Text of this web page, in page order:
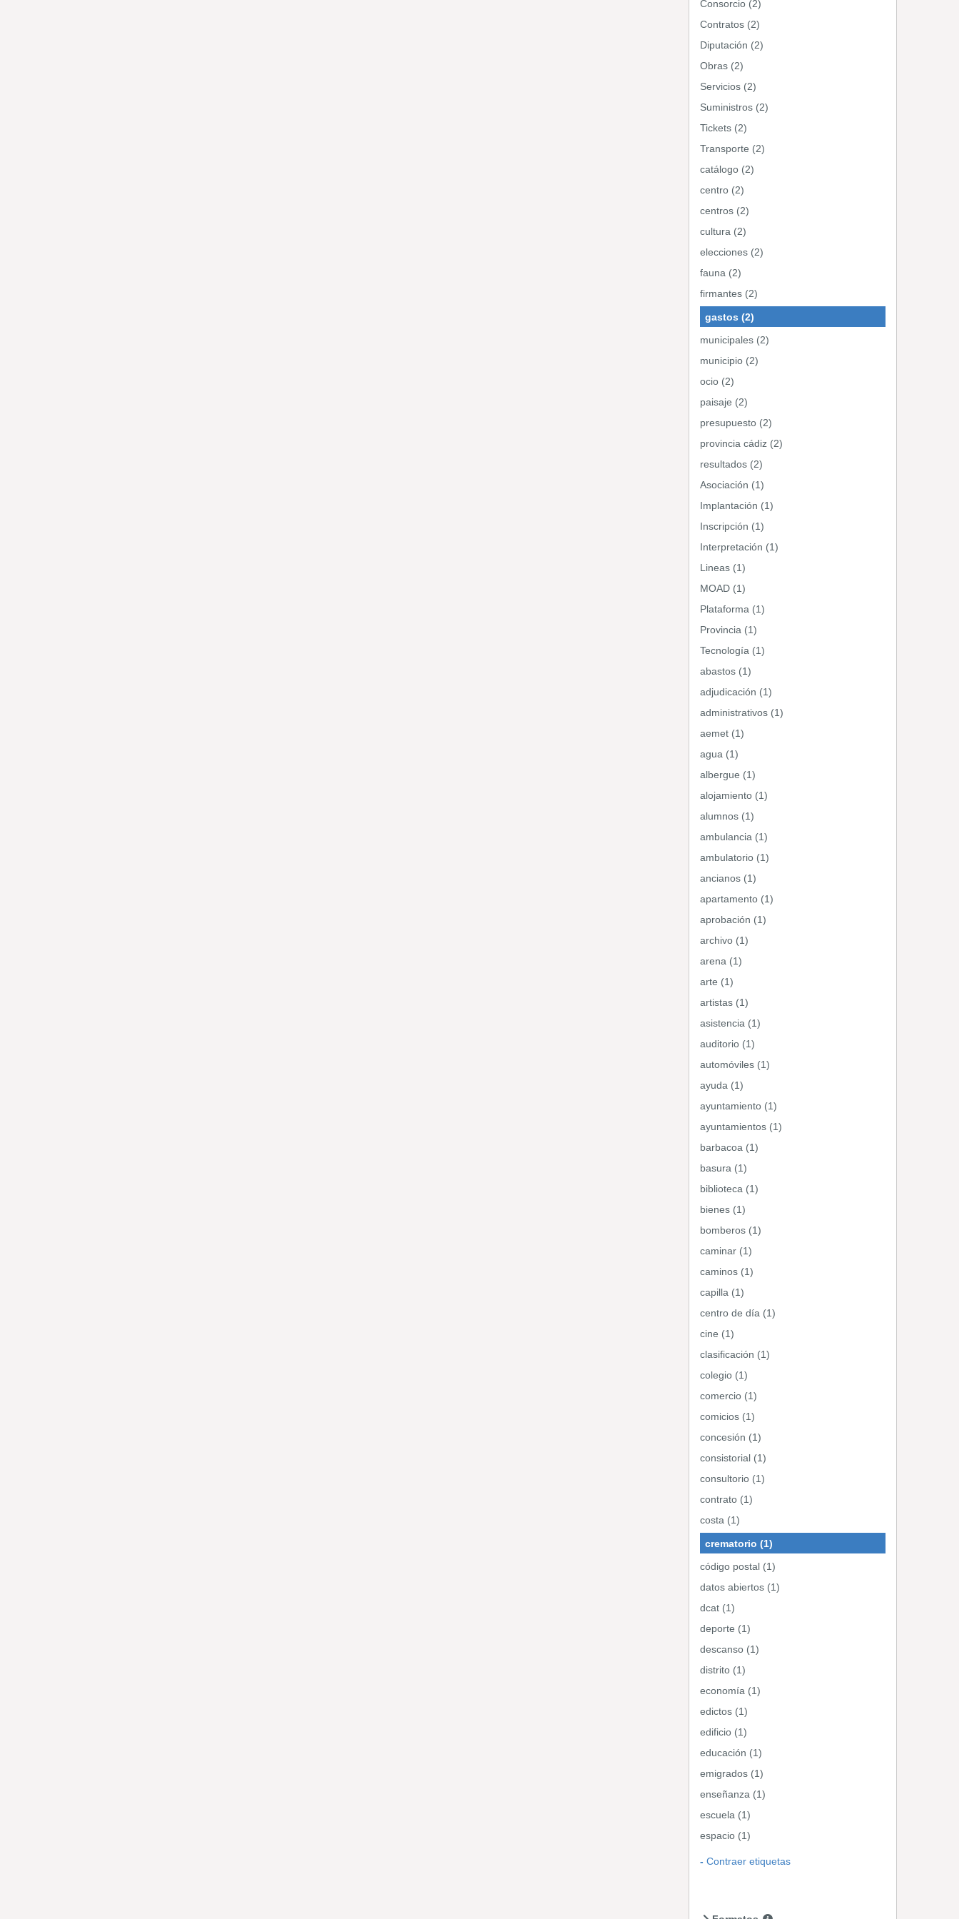
Consorcio (2)
Contratos (2)
Diputación (2)
Obras (2)
Servicios (2)
Suministros (2)
Tickets (2)
Transporte (2)
catálogo (2)
centro (2)
centros (2)
cultura (2)
elecciones (2)
fauna (2)
firmantes (2)
gastos (2)
municipales (2)
municipio (2)
ocio (2)
paisaje (2)
presupuesto (2)
provincia cádiz (2)
resultados (2)
Asociación (1)
Implantación (1)
Inscripción (1)
Interpretación (1)
Lineas (1)
MOAD (1)
Plataforma (1)
Provincia (1)
Tecnología (1)
abastos (1)
adjudicación (1)
administrativos (1)
aemet (1)
agua (1)
albergue (1)
alojamiento (1)
alumnos (1)
ambulancia (1)
ambulatorio (1)
ancianos (1)
apartamento (1)
aprobación (1)
archivo (1)
arena (1)
arte (1)
artistas (1)
asistencia (1)
auditorio (1)
automóviles (1)
ayuda (1)
ayuntamiento (1)
ayuntamientos (1)
barbacoa (1)
basura (1)
biblioteca (1)
bienes (1)
bomberos (1)
caminar (1)
caminos (1)
capilla (1)
centro de día (1)
cine (1)
clasificación (1)
colegio (1)
comercio (1)
comicios (1)
concesión (1)
consistorial (1)
consultorio (1)
contrato (1)
costa (1)
crematorio (1)
código postal (1)
datos abiertos (1)
dcat (1)
deporte (1)
descanso (1)
distrito (1)
economía (1)
edictos (1)
edificio (1)
educación (1)
emigrados (1)
enseñanza (1)
escuela (1)
espacio (1)
Contraer etiquetas